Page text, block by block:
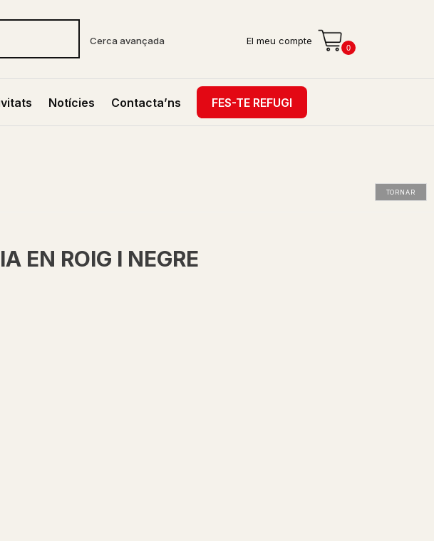
El meu compte
0
Notícies Contacta’ns FES-TE REFUGI
Cerca avançada
TORNAR
EN ROIG I NEGRE